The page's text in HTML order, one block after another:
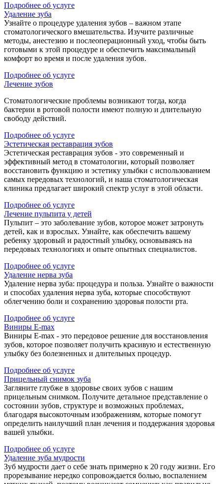
Подробнее об услуге
Удаление зуба
Узнайте о процедуре удаления зубов – важном этапе
стоматологического вмешательства. Изучите различные
методы, анестезию и послеоперационный уход, чтобы быть
готовыми к этой процедуре и обеспечить максимальный
комфорт во время и после удаления зубов.
Подробнее об услуге
Лечение зубов
Стоматологические проблемы возникают тогда, когда
бактерии в ротовой полости имеют полную и длительную
свободу действий.
Подробнее об услуге
Эстетическая реставрация зубов
Эстетическая реставрация зубов - это современный и
эффективный метод в стоматологии, который позволяет
восстановить функцию и эстетику улыбки с использованием
самых передовых технологий, и наша стоматологическая
клиника предлагает широкий спектр услуг в этой области.
Подробнее об услуге
Лечение пульпита у детей
Пульпит – это заболевание зубов, которое может затронуть
детей, как и взрослых. Узнайте, как обеспечить вашему
ребенку здоровый и радостный улыбку, основываясь на
передовых технологиях и опыте опытных специалистов.
Подробнее об услуге
Удаление нерва зуба
Удаление нерва зуба: процедура и польза. Узнайте о важности
и способах удаления нерва зуба, которые способствуют
облегчению боли и сохранению здоровья полости рта.
Подробнее об услуге
Виниры E-max
Виниры E-max - это передовое решение для восстановления
зубов, которое позволяет получить красивую и естественную
улыбку без болезненных и длительных процедур.
Подробнее об услуге
Прицельный снимок зуба
Загляните глубже в здоровье своих зубов с нашим
прицельным снимком. Получите детальное представление о
состоянии зубов, структуре и возможных проблемах,
благодаря высокоточным изображениям, которые помогут
определить наилучший план лечения и поддержания здоровья
вашей улыбки.
Подробнее об услуге
Удаление зуба мудрости
Зуб мудрости дает о себе знать примерно к 20 году жизни. Его
прорезывание нередко сопровождается болью, воспалением